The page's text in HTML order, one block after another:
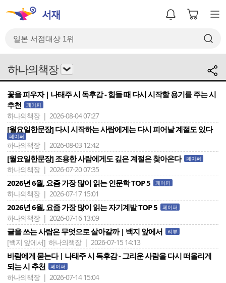
하나의책장
꽃을 피우자 | 나태주 시 독후감 - 힘들 때 다시 시작할 용기를 주는 시
추천
페이퍼
하나의책장 | 2026-08-04 07:27
[월요일한문장] 다시 시작하는 사람에게는 다시 피어날 계절도 있다
페이퍼
하나의책장 | 2026-08-03 12:42
[월요일한문장] 조용한 사람에게도 깊은 계절은 찾아온다 페이퍼
하나의책장 | 2026-07-20 07:35
2026년 6월, 요즘 가장 많이 읽는 인문학 TOP 5 페이퍼
하나의책장 | 2026-07-17 15:01
2026년 6월, 요즘 가장 많이 읽는 자기계발 TOP 5 페이퍼
하나의책장 | 2026-07-16 13:09
글을 쓰는 사람은 무엇으로 살아갈까 | 백지 앞에서 리뷰
[백지 앞에서] 하나의책장 | 2026-07-15 14:13
바람에게 묻는다 | 나태주 시 독후감 - 그리운 사람을 다시 떠올리게
되는 시 추천
페이퍼
하나의책장 | 2026-07-14 15:04